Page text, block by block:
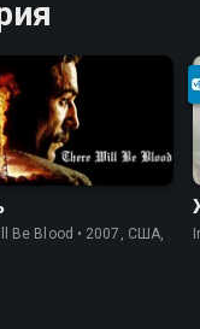
Be Blood • 2007, США,